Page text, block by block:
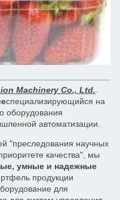
Machinery Co., Ltd.
специализирующийся на
оборудования
автоматизации.
"преследования научных
качества", мы
умные и надежные
продукции
для